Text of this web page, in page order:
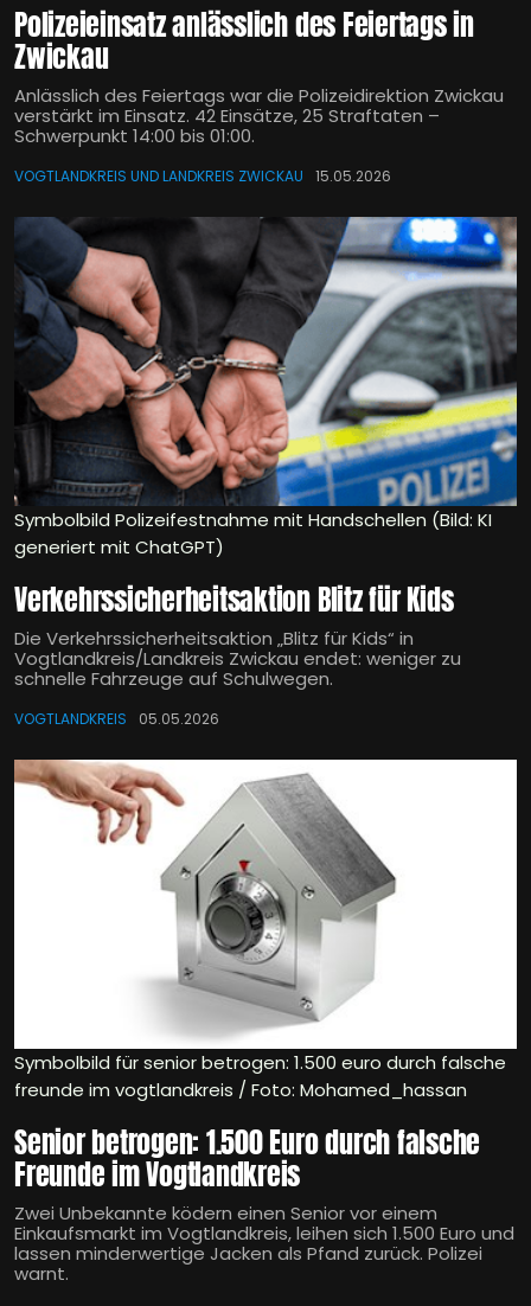
Polizeieinsatz anlässlich des Feiertags in
Zwickau
Anlässlich des Feiertags war die Polizeidirektion Zwickau
verstärkt im Einsatz. 42 Einsätze, 25 Straftaten –
Schwerpunkt 14:00 bis 01:00.
VOGTLANDKREIS UND LANDKREIS ZWICKAU 15.05.2026
Symbolbild Polizeifestnahme mit Handschellen (Bild: KI
generiert mit ChatGPT)
Verkehrssicherheitsaktion Blitz für Kids
Die Verkehrssicherheitsaktion „Blitz für Kids“ in
Vogtlandkreis/Landkreis Zwickau endet: weniger zu
schnelle Fahrzeuge auf Schulwegen.
VOGTLANDKREIS 05.05.2026
Symbolbild für senior betrogen: 1.500 euro durch falsche
freunde im vogtlandkreis / Foto: Mohamed_hassan
Senior betrogen: 1.500 Euro durch falsche
Freunde im Vogtlandkreis
Zwei Unbekannte ködern einen Senior vor einem
Einkaufsmarkt im Vogtlandkreis, leihen sich 1.500 Euro und
lassen minderwertige Jacken als Pfand zurück. Polizei
warnt.